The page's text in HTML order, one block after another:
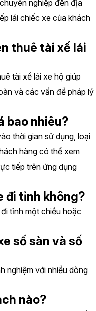
nghiệp đến địa
lái chiếc xe của khách
thuê tài xế lái
tài xế lái xe hộ giúp
và các vấn đề pháp lý
bao nhiêu?
thời gian sử dụng, loại
hàng có thể xem
tiếp trên ứng dụng
đi tỉnh không?
tỉnh một chiều hoặc
số sàn và số
nghiệm với nhiều dòng
nào?